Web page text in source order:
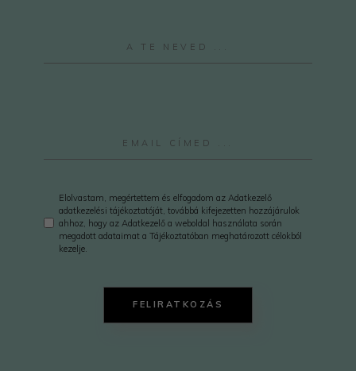
Elolvastam, megértettem és elfogadom az Adatkezelő
adatkezelési tájékoztatóját, továbbá kifejezetten hozzájárulok
ahhoz, hogy az Adatkezelő a weboldal használata során
megadott adataimat a Tájékoztatóban meghatározott célokból
kezelje.
FELIRATKOZÁS